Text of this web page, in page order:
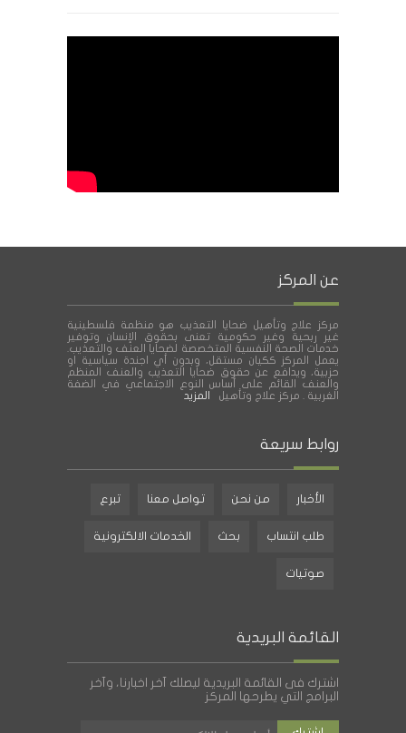
عن المركز
مركز علاج وتأهيل ضحايا التعذيب هو منظمة فلسطينية
غير ربحية وغير حكومية تعنى بحقوق الإنسان وتوفير
خدمات الصحة النفسية المتخصصة لضحايا العنف والتعذيب.
يعمل المركز ككيان مستقل، وبدون أي اجندة سياسية او
حزبية، ويدافع عن حقوق ضحايا التعذيب والعنف المنظم
والعنف القائم على أساس النوع الاجتماعي في الضفة
الغربية . مركز علاج وتأهيل
المزيد
روابط سريعة
الأخبار من نحن تواصل معنا تبرع
طلب انتساب بحث الخدمات الالكترونية
صوتيات
القائمة البريدية
اشترك فى القائمة البريدية ليصلك آخر اخبارنا، وآخر
البرامج التي يطرحها المركز